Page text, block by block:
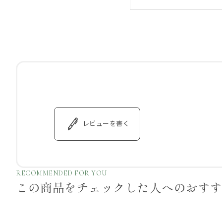
レビューを書く
RECOMMENDED FOR YOU
この商品をチェックした 人へのおす